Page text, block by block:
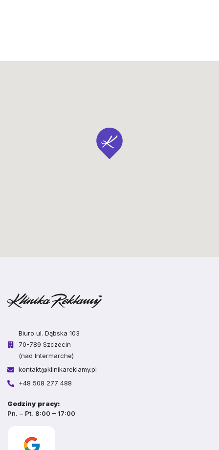
Biuro ul. Dąbska 103
70-789 Szczecin
(nad Intermarche)
kontakt@klinikareklamy.pl
+48 508 277 488
Godziny pracy:
Pn. – Pt. 8:00 – 17:00